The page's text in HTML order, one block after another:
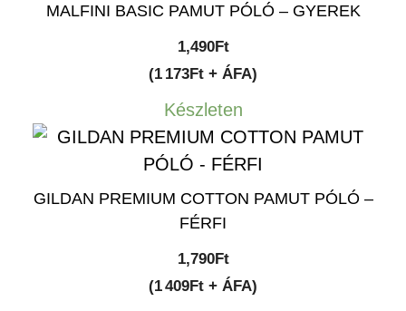
MALFINI BASIC PAMUT PÓLÓ – GYEREK
1,490Ft
(1 173Ft + ÁFA)
Készleten
GILDAN PREMIUM COTTON PAMUT PÓLÓ –
FÉRFI
1,790Ft
(1 409Ft + ÁFA)